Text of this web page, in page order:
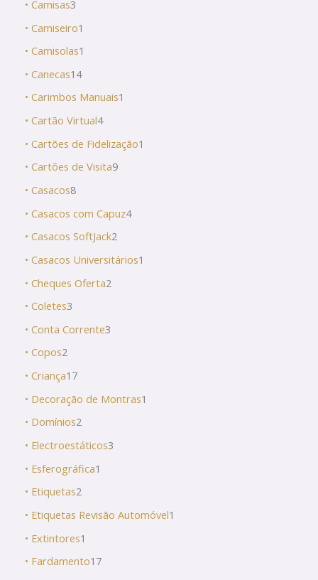
• Camisas3
• Camiseiro1
• Camisolas1
• Canecas14
• Carimbos Manuais1
• Cartão Virtual4
• Cartões de Fidelização1
• Cartões de Visita9
• Casacos8
• Casacos com Capuz4
• Casacos SoftJack2
• Casacos Universitários1
• Cheques Oferta2
• Coletes3
• Conta Corrente3
• Copos2
• Criança17
• Decoração de Montras1
• Domínios2
• Electroestáticos3
• Esferográfica1
• Etiquetas2
• Etiquetas Revisão Automóvel1
• Extintores1
• Fardamento17